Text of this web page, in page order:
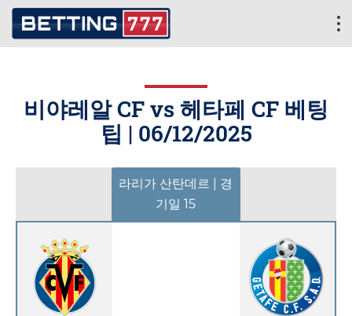
비야레알 CF vs 헤타페 CF 베팅
팁 | 06/12/2025
라리가 산탄데르 | 경
기일 15